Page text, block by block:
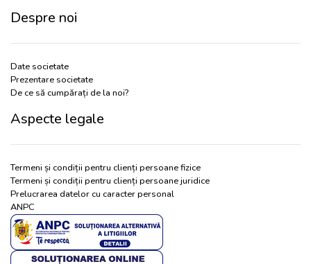
Despre noi
Date societate
Prezentare societate
De ce să cumpărați de la noi?
Aspecte legale
Termeni și condiții pentru clienți persoane fizice
Termeni și condiții pentru clienți persoane juridice
Prelucrarea datelor cu caracter personal
ANPC